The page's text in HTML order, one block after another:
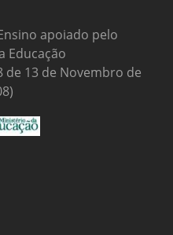
apoiado pelo
Educação
de 13 de Novembro de